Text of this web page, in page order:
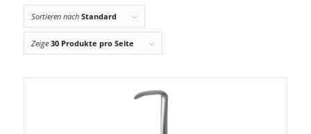
Sortieren nach Standard
Zeige 30 Produkte pro Seite